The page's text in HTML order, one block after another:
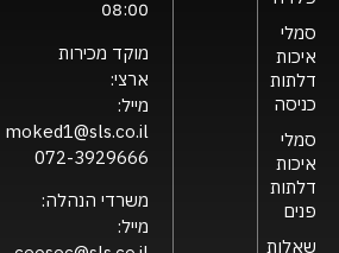
סמלי
איכות
דלתות
כניסה
סמלי
איכות
דלתות
פנים
שאלות
08:00
מוקד מכירות
ארצי:
מייל:
moked1@sls.co.il
072-3929666
משרדי הנהלה:
מייל: